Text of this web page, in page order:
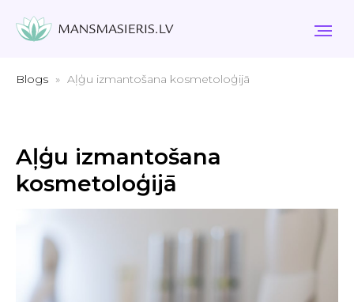
Blogs Aļģu izmantošana kosmetoloģijā
Aļģu izmantošana
kosmetoloģijā